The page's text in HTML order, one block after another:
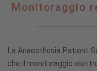
Monitoraggio
Monitoraggio
La Anaesthesia Patient
che il monitoraggio